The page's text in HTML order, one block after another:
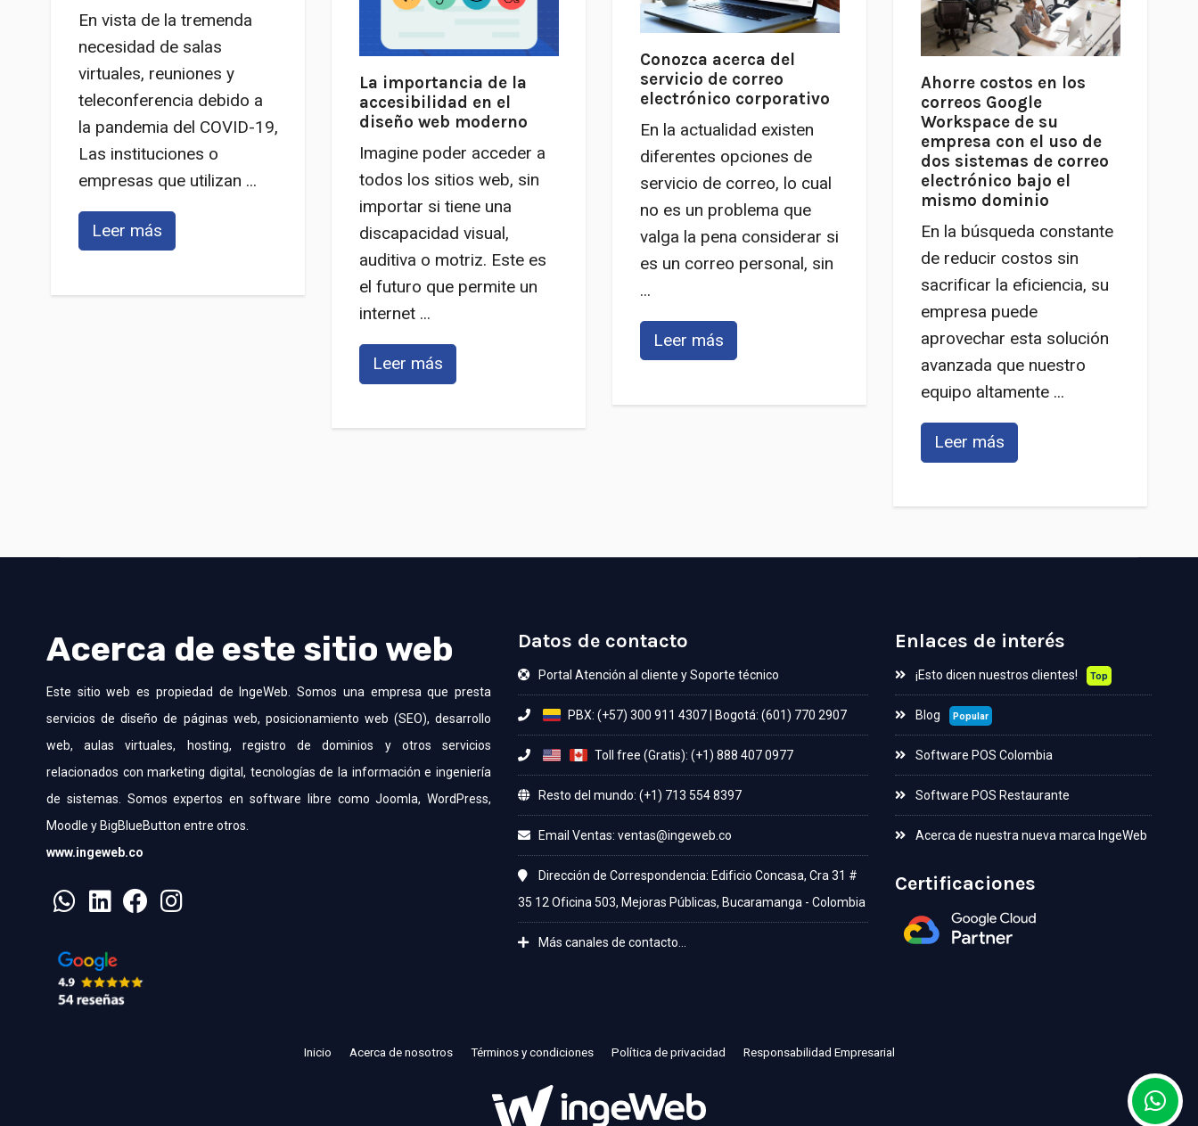
En vista de la tremenda
necesidad de salas
virtuales, reuniones y
teleconferencia debido a
la pandemia del COVID-19,
Las instituciones o
empresas que utilizan ...
Leer más
La importancia de la
accesibilidad en el
diseño web moderno
Imagine poder acceder a
todos los sitios web, sin
importar si tiene una
discapacidad visual,
auditiva o motriz. Este es
el futuro que permite un
internet ...
Leer más
Conozca acerca del
servicio de correo
electrónico corporativo
En la actualidad existen
diferentes opciones de
servicio de correo, lo cual
no es un problema que
valga la pena considerar si
es un correo personal, sin
...
Leer más
Ahorre costos en los
correos Google
Workspace de su
empresa con el uso de
dos sistemas de correo
electrónico bajo el
mismo dominio
En la búsqueda constante
de reducir costos sin
sacrificar la eficiencia, su
empresa puede
aprovechar esta solución
avanzada que nuestro
equipo altamente ...
Leer más
Acerca de este sitio web
Este sitio web es propiedad de IngeWeb. Somos una empresa que presta
servicios de diseño de páginas web, posicionamiento web (SEO), desarrollo
web, aulas virtuales, hosting, registro de dominios y otros servicios
relacionados con marketing digital, tecnologías de la información e ingeniería
de sistemas. Somos expertos en software libre como Joomla, WordPress,
Moodle y BigBlueButton entre otros.
www.ingeweb.co
Datos de contacto
Portal Atención al cliente y Soporte técnico
PBX: (+57) 300 911 4307|Bogotá: (601) 770 2907
Toll free (Gratis): (+1) 888 407 0977
Resto del mundo: (+1) 713 554 8397
Email Ventas:
Dirección de Correspondencia: Edificio Concasa, Cra 31 #
35 12 Oficina 503, Mejoras Públicas, Bucaramanga - Colombia
Más canales de contacto...
Enlaces de interés
¡Esto dicen nuestros clientes! Top
Blog Popular
Software POS Colombia
Software POS Restaurante
Acerca de nuestra nueva marca IngeWeb
Certificaciones
Inicio Acerca de nosotros Términos y condiciones Política de privacidad Responsabilidad Empresarial